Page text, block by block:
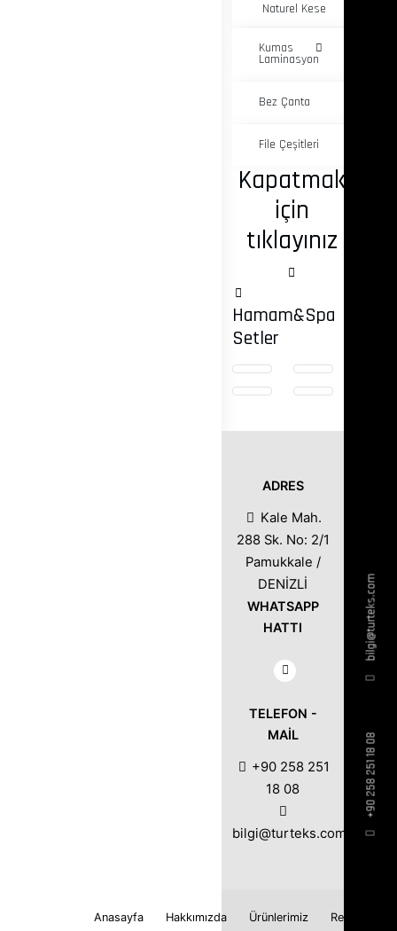
+90 258 251 18 08
bilgi@turteks.com
Naturel Kese
Kumas
Laminasyon
Bez Çanta
File Çeşitleri
Kapatmak
için
tıklayınız
Hamam&Spa
Setler
ADRES
Kale Mah.
288 Sk. No: 2/1
Pamukkale /
DENİZLİ
WHATSAPP
HATTI
TELEFON -
MAIL
+90 258 251
18 08
bilgi@turteks.com
Anasayfa Hakkımızda Ürünlerimiz Referanslar